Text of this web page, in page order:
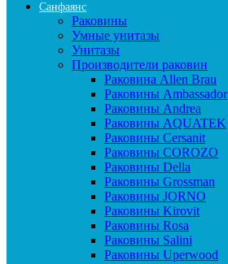
Санфаянс
Раковины
Умные унитазы
Унитазы
Производители раковин
Раковина Allen Brau
Раковины Ambassador
Раковины Andrea
Раковины AQUATEK
Раковины Cersanit
Раковины COROZO
Раковины Della
Раковины Grossman
Раковины JORNO
Раковины Kirovit
Раковины Rosa
Раковины Salini
Раковины Uperwood